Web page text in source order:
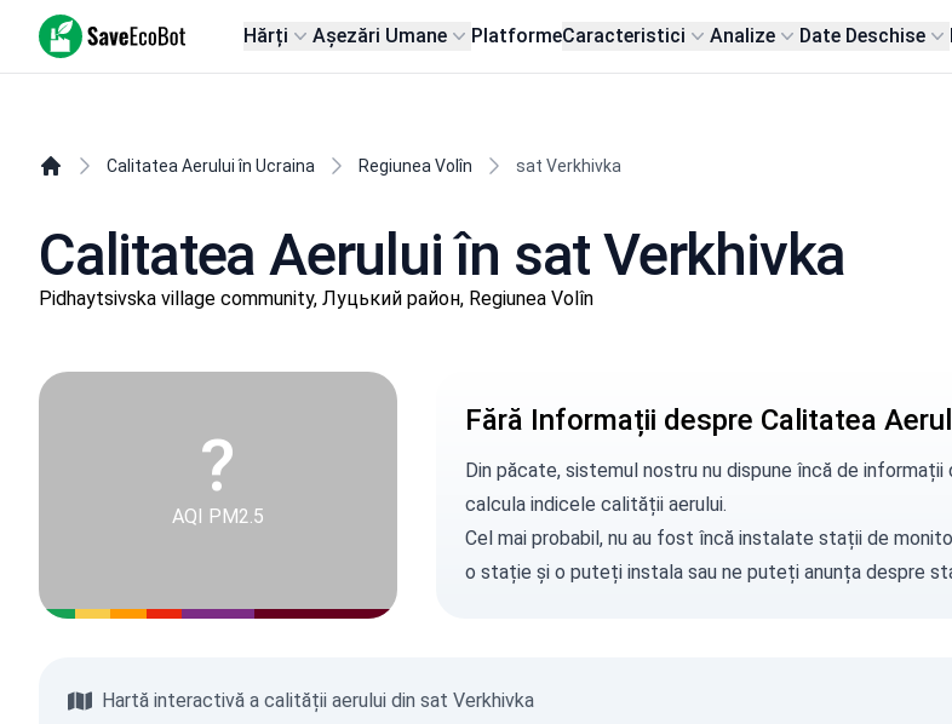
SaveEcoBot Hărți Așezări Umane PlatformeCaracteristici Analize Date Deschise
Calitatea Aerului în Ucraina Regiunea Volîn sat Verkhivka
Calitatea Aerului în sat Verkhivka
Pidhaytsivska village community, Луцький район, Regiunea Volîn
?
AQI PM2.5
Fără Informații despre Calitatea
Din păcate, sistemul nostru nu dispune încă de
calcula indicele calității aerului.
Cel mai probabil, nu au fost încă instalate stații de
o stație și o puteți instala sau ne puteți anunțadespre
Hartă interactivă a calității aerului din sat Verkhivka